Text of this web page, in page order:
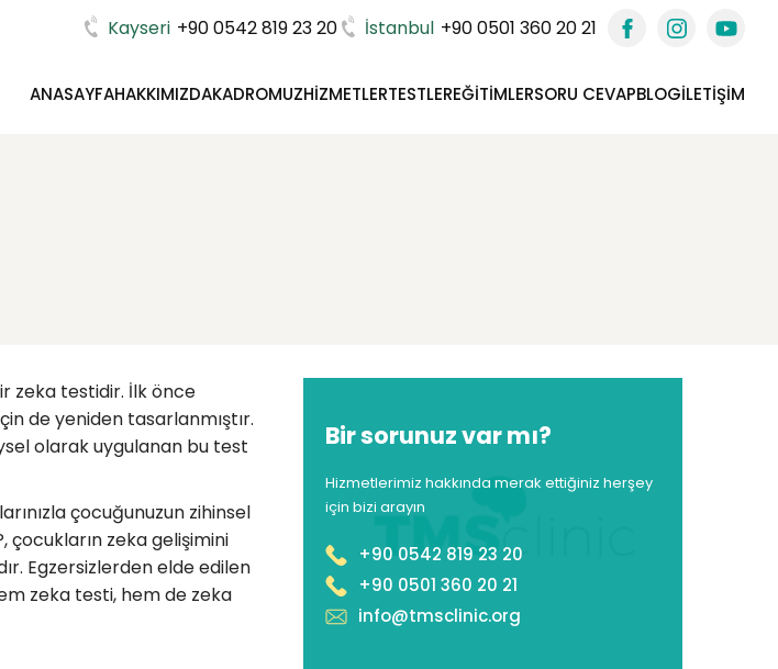
Kayseri +90 0542 819 23 20 İstanbul +90 0501 360 20 21
ANASAYFAHAKKIMIZDAKADROMUZHIZMETLERTESTLEREĞITIMLERSORU CEVAPBLOGİLETIŞIM
zeka testidir. İlk önce
de yeniden tasarlanmıştır.
olarak uygulanan bu test
çocuğunuzun zihinsel
çocukların zeka gelişimini
Egzersizlerden elde edilen
zeka testi, hem de zeka
Bir sorunuz var mı?
Hizmetlerimiz hakkında merak ettiğiniz herşey
için bizi arayın
+90 0542 819 23 20
+90 0501 360 20 21
info@tmsclinic.org